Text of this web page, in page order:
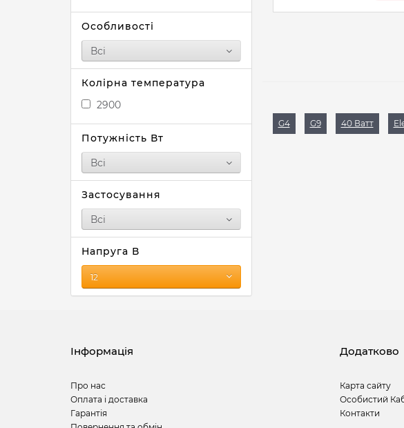
Особливості
Всі
Колірна температура
2900
Потужність Вт
Всі
Застосування
Всі
Напруга В
12
G4 G9 40 Ватт
Інформація
Про нас
Оплата і доставка
Гарантія
Додатково
Карта сайту
Особистий
Контакти